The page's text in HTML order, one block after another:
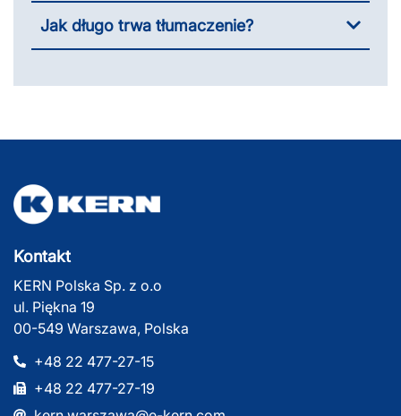
Jak długo trwa tłumaczenie?
Kontakt
KERN Polska Sp. z o.o
ul. Piękna 19
00-549 Warszawa, Polska
+48 22 477-27-15
+48 22 477-27-19